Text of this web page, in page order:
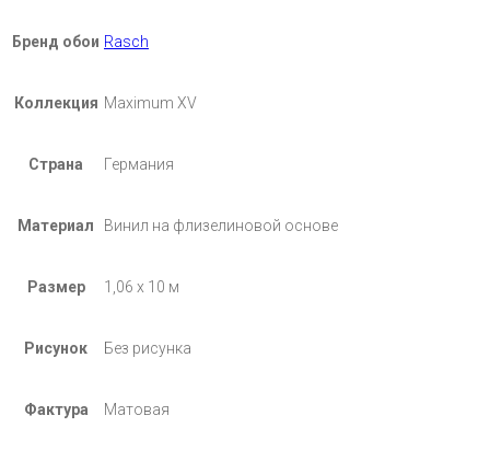
Бренд обои Rasch
Коллекция Maximum XV
Страна Германия
Материал Винил на флизелиновой основе
Размер 1,06 х 10 м
Рисунок Без рисунка
Фактура Матовая